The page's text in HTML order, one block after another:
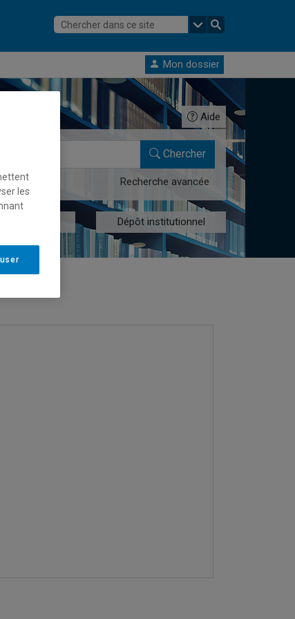
Mon dossier
Aide
Chercher
Recherche avancée
Dépôt institutionnel
les